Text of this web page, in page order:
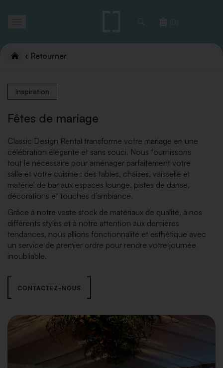
(0)
Retourner
Inspiration
Fêtes de mariage
Classic Design Rental transforme votre mariage en une
célébration élégante et sans souci. Nous fournissons
tout le nécessaire pour aménager parfaitement votre
salle et votre cuisine : des tables, chaises, vaisselle et
matériel de bar aux espaces lounge, pistes de danse,
décorations et touches d’ambiance.
Grâce à notre vaste stock de matériaux de qualité, à nos
différents styles et à notre attention aux dernières
tendances, nous allions fonctionnalité et esthétique avec
un service de premier ordre pour rendre votre journée
inoubliable.
CONTACTEZ-NOUS